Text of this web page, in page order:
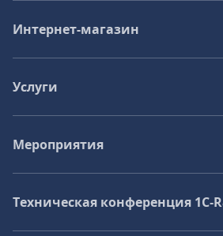
Интернет-магазин
Услуги
Мероприятия
Техническая конференция